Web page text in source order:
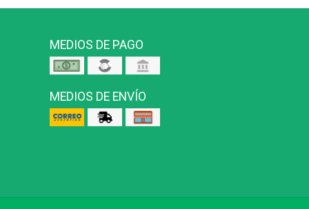
MEDIOS DE PAGO
MEDIOS DE ENVÍO